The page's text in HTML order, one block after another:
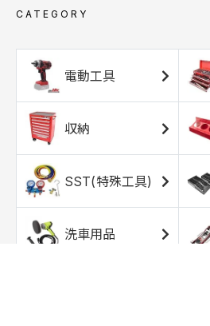
CATEGORY
電動工具
収納
SST(特殊工具)
洗車用品